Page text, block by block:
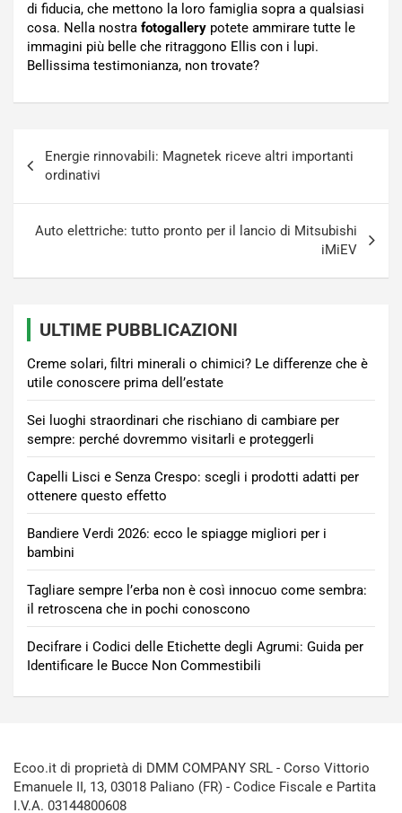
di fiducia, che mettono la loro famiglia sopra a qualsiasi
cosa. Nella nostra fotogallery potete ammirare tutte le
immagini più belle che ritraggono Ellis con i lupi.
Bellissima testimonianza, non trovate?
articoli
Energie rinnovabili: Magnetek riceve altri importanti
ordinativi
Auto elettriche: tutto pronto per il lancio di Mitsubishi
iMiEV
ULTIME PUBBLICAZIONI
Creme solari, filtri minerali o chimici? Le differenze che è
utile conoscere prima dell’estate
Sei luoghi straordinari che rischiano di cambiare per
sempre: perché dovremmo visitarli e proteggerli
Capelli Lisci e Senza Crespo: scegli i prodotti adatti per
ottenere questo effetto
Bandiere Verdi 2026: ecco le spiagge migliori per i
bambini
Tagliare sempre l’erba non è così innocuo come sembra:
il retroscena che in pochi conoscono
Decifrare i Codici delle Etichette degli Agrumi: Guida per
Identificare le Bucce Non Commestibili
Ecoo.it di proprietà di DMM COMPANY SRL - Corso Vittorio
Emanuele II, 13, 03018 Paliano (FR) - Codice Fiscale e Partita
I.V.A. 03144800608